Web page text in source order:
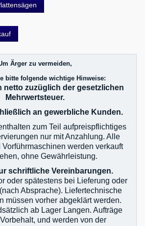
Ärger zu vermeiden,
bitte folgende wichtige Hinweise:
netto zuzüglich der gesetzlichen
Mehrwertsteuer.
an gewerbliche Kunden.
zum Teil aufpreispflichtiges
nur mit Anzahlung. Alle
Vorführmaschinen werden verkauft
ohne Gewährleistung.
schriftliche Vereinbarungen.
oder spätestens bei Lieferung oder
Absprache). Liefertechnische
müssen vorher abgeklärt werden.
ab Lager Langen. Aufträge
und werden von der